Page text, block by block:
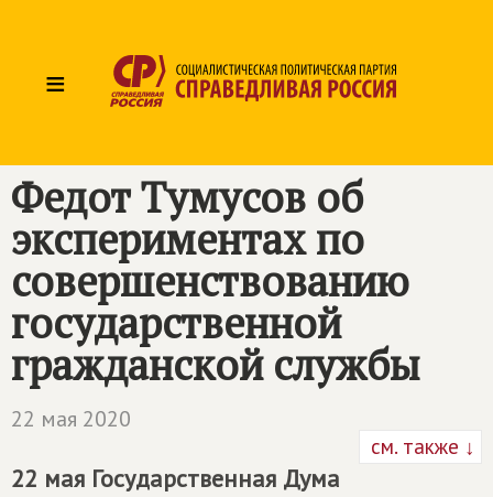
≡
Федот Тумусов об
экспериментах по
совершенствованию
государственной
гражданской службы
22 мая 2020
см. также ↓
22 мая Государственная Дума